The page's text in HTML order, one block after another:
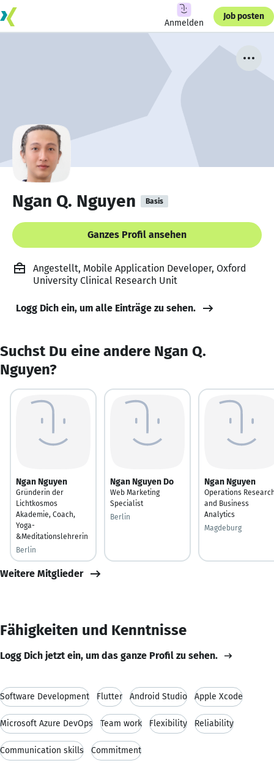
Anmelden
Job posten
Ngan Q. Nguyen Basis
Ganzes Profil ansehen
Angestellt, Mobile Application Developer, Oxford
University Clinical Research Unit
Logg Dich ein, um alle Einträge zu sehen.
Suchst Du eine andere Ngan Q.
Nguyen?
Ngan Nguyen
Gründerin der
Lichtkosmos
Akademie, Coach,
Yoga-
&Meditationslehrerin
Berlin
Ngan Nguyen Do
Web Marketing
Specialist
Berlin
Ngan Nguyen
Operations
and Business
Analytics
Magdeburg
Weitere Mitglieder
Fähigkeiten und Kenntnisse
Logg Dich jetzt ein, um das ganze Profil zu sehen.
Software Development Flutter Android Studio Apple Xcode
Microsoft Azure DevOps Team work Flexibility Reliability
Communication skills Commitment